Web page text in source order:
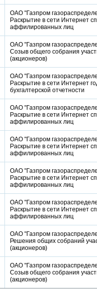
ОАО "Газпром
Раскрытие в сети Интернет
аффилированных лиц
ОАО "Газпром
Созыв общего собрания
(акционеров)
ОАО "Газпром
Раскрытие в сети Интернет
бухгалтерской отчетности
ОАО "Газпром
Раскрытие в сети Интернет
аффилированных лиц
ОАО "Газпром
Раскрытие в сети Интернет
аффилированных лиц
ОАО "Газпром
Раскрытие в сети Интернет
аффилированных лиц
ОАО "Газпром
Раскрытие в сети Интернет
аффилированных лиц
ОАО "Газпром
Решения общих собраний
(акционеров)
ОАО "Газпром
Созыв общего собрания
(акционеров)